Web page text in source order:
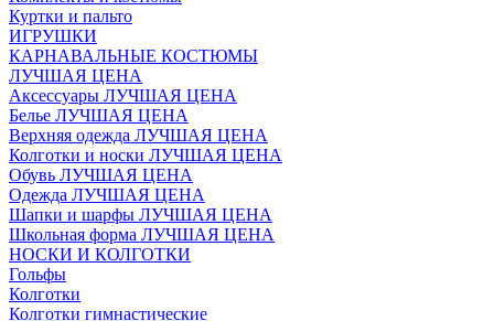
Куртки и пальто
ИГРУШКИ
КАРНАВАЛЬНЫЕ КОСТЮМЫ
ЛУЧШАЯ ЦЕНА
Аксессуары ЛУЧШАЯ ЦЕНА
Белье ЛУЧШАЯ ЦЕНА
Верхняя одежда ЛУЧШАЯ ЦЕНА
Колготки и носки ЛУЧШАЯ ЦЕНА
Обувь ЛУЧШАЯ ЦЕНА
Одежда ЛУЧШАЯ ЦЕНА
Шапки и шарфы ЛУЧШАЯ ЦЕНА
Школьная форма ЛУЧШАЯ ЦЕНА
НОСКИ И КОЛГОТКИ
Гольфы
Колготки
Колготки гимнастические